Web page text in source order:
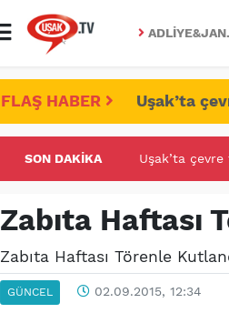
FLAŞ HABER Uşak’ta
SON DAKIKA UŞAK
Zabıta Haftası
Zabıta Haftası Törenle
GÜNCEL 02.09.2015, 12:34